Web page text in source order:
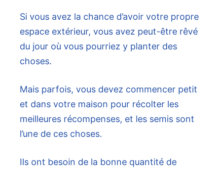
Si vous avez la chance d’avoir votre propre
espace extérieur, vous avez peut-être rêvé
du jour où vous pourriez y planter des
choses.
Mais parfois, vous devez commencer petit
et dans votre maison pour récolter les
meilleures récompenses, et les semis sont
l’une de ces choses.
Ils ont besoin de la bonne quantité de